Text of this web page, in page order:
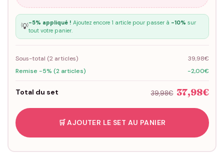
💡-5% appliqué ! Ajoutez encore 1 article pour passer à -10% sur
tout votre panier.
Sous-total (2articles)
39,98€
Remise -5% (2 articles)
-2,00€
Total du set 39,98€ 37,98€
🛒 AJOUTER LE SET AU PANIER